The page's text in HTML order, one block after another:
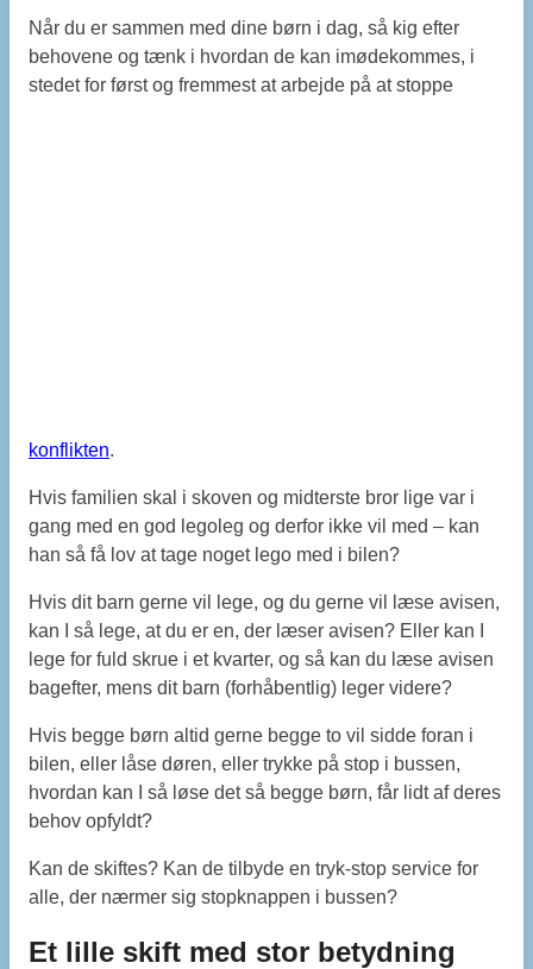
Når du er sammen med dine børn i dag, så kig efter
behovene og tænk i hvordan de kan imødekommes, i
stedet for først og fremmest at arbejde på at stoppe
konflikten.
Hvis familien skal i skoven og midterste bror lige var i
gang med en god legoleg og derfor ikke vil med – kan
han så få lov at tage noget lego med i bilen?
Hvis dit barn gerne vil lege, og du gerne vil læse avisen,
kan I så lege, at du er en, der læser avisen? Eller kan I
lege for fuld skrue i et kvarter, og så kan du læse avisen
bagefter, mens dit barn (forhåbentlig) leger videre?
Hvis begge børn altid gerne begge to vil sidde foran i
bilen, eller låse døren, eller trykke på stop i bussen,
hvordan kan I så løse det så begge børn, får lidt af deres
behov opfyldt?
Kan de skiftes? Kan de tilbyde en tryk-stop service for
alle, der nærmer sig stopknappen i bussen?
Et lille skift med stor betydning